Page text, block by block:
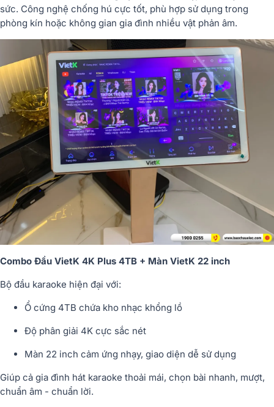
sức. Công nghệ chống hú cực tốt, phù hợp sử dụng trong
phòng kín hoặc không gian gia đình nhiều vật phản âm.
Combo Đầu VietK 4K Plus 4TB + Màn VietK 22 inch
Bộ đầu karaoke hiện đại với:
Ổ cứng 4TB chứa kho nhạc khổng lồ
Độ phân giải 4K cực sắc nét
Màn 22 inch cảm ứng nhạy, giao diện dễ sử dụng
Giúp cả gia đình hát karaoke thoải mái, chọn bài nhanh, mượt,
chuẩn âm - chuẩn lời.